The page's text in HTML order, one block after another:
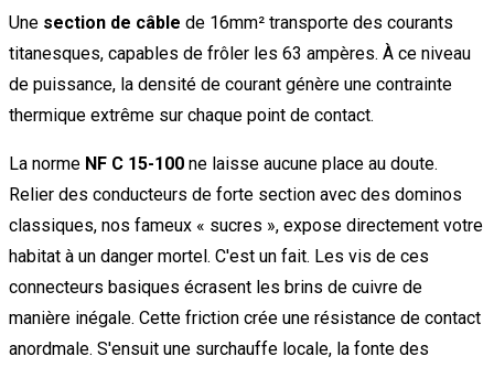
Une section de câble de 16mm² transporte des courants
titanesques, capables de frôler les 63 ampères. À ce niveau
de puissance, la densité de courant génère une contrainte
thermique extrême sur chaque point de contact.
La norme NF C 15-100 ne laisse aucune place au doute.
Relier des conducteurs de forte section avec des dominos
classiques, nos fameux « sucres », expose directement votre
habitat à un danger mortel. C'est un fait. Les vis de ces
connecteurs basiques écrasent les brins de cuivre de
manière inégale. Cette friction crée une résistance de contact
anordmale. S'ensuit une surchauffe locale, la fonte des